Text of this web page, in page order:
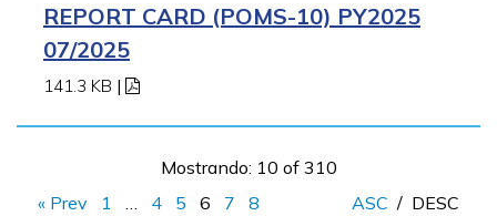
REPORT CARD (POMS-10) PY2025
07/2025
141.3 KB |
Mostrando: 10 of 310
« Prev
1 4 5 6 7
8
ASC / DESC